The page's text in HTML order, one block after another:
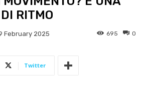
RITMO
February 2025 0
695
Twitter